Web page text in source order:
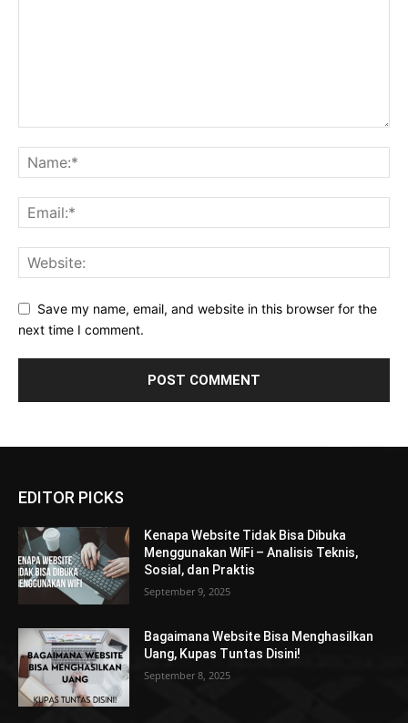
Save my name, email, and website in this browser for the
next time I comment.
EDITOR PICKS
Kenapa Website Tidak Bisa Dibuka
Menggunakan WiFi – Analisis Teknis,
Sosial, dan Praktis
September 9, 2025
Bagaimana Website Bisa Menghasilkan
Uang, Kupas Tuntas Disini!
September 8, 2025